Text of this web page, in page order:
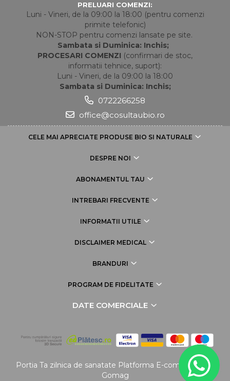
PRELUARI COMENZI:
Luni - Vineri, de la 09:00 la 18:00 (pentru comenzi
primite telefonic)
NON-STOP pentru comenzi lansate pe site.
Sambata si Duminica: Inchis;
PROCESARI COMENZI (confirmari de stoc,
informatii tehnice, suport):
Luni - Vineri, de la 09:00 la 18:00
Sambata si Duminica: Inchis;
0722266258
office@cosultaubio.ro
CELE MAI APRECIATE PRODUSE BIO SI NATURALE
DESPRE NOI
ABONAMENTUL TAU
INTREBARI FRECVENTE
INFORMATII UTILE
DISCLAIMER MEDICAL
BRANDURI
PROGRAM DE FIDELITATE
DATE COMERCIALE
Portia Ta zilnica de sanatate Platforma E-commerce by
Gomag